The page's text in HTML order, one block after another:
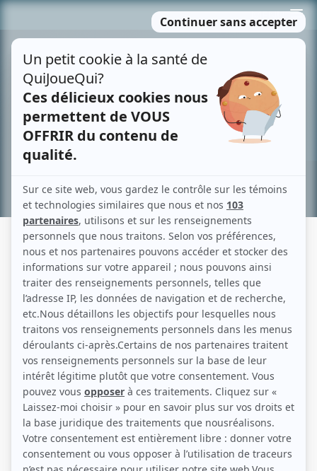
MENU
contenu
Recherche avancée »
SPÉCIAL LA FUREUR
Véronique Cloutier (Source: Radio-Canada)
Description sommaire de l'histoire